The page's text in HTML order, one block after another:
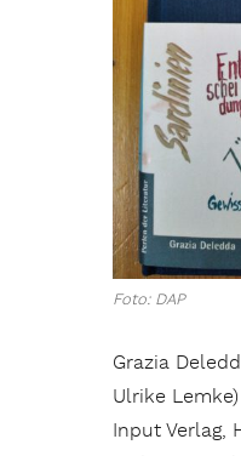
Foto: DAP
Grazia
Ulrike Lemke)
Input Verlag,